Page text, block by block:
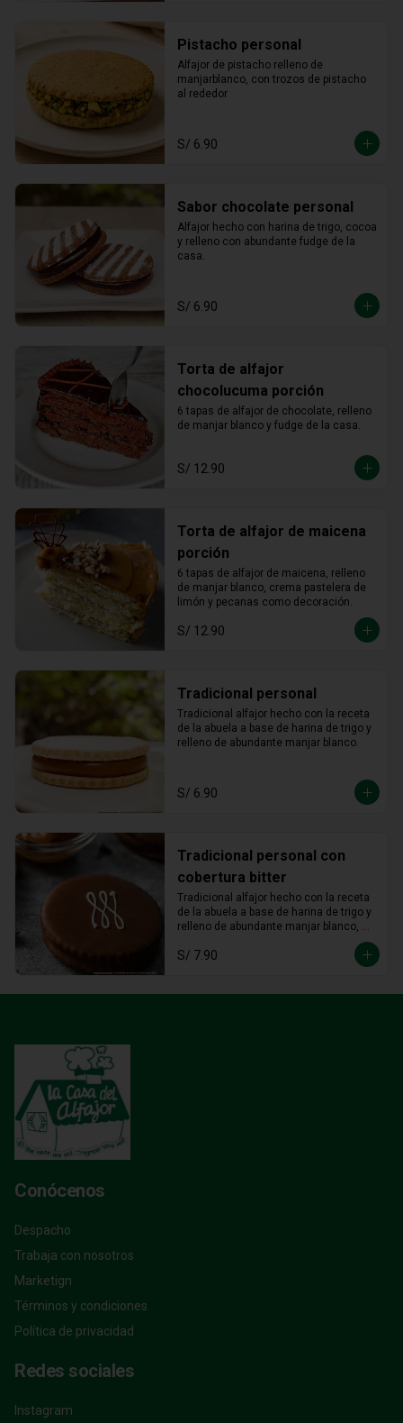
Pistacho personal
Alfajor de pistacho relleno de
manjarblanco, con trozos de pistacho
al rededor
S/ 6.90
Sabor chocolate personal
Alfajor hecho con harina de trigo, cocoa
y relleno con abundante fudge de la
casa.
S/ 6.90
Torta de alfajor
chocolucuma porción
6 tapas de alfajor de chocolate, relleno
de manjar blanco y fudge de la casa.
S/ 12.90
Torta de alfajor de maicena
porción
6 tapas de alfajor de maicena, relleno
de manjar blanco, crema pastelera de
limón y pecanas como decoración.
S/ 12.90
Tradicional personal
Tradicional alfajor hecho con la receta
de la abuela a base de harina de trigo y
relleno de abundante manjar blanco.
S/ 6.90
Tradicional personal con
cobertura bitter
Tradicional alfajor hecho con la receta
de la abuela a base de harina de trigo y
relleno de abundante manjar blanco,
S/ 7.90
Conócenos
Despacho
Trabaja con nosotros
Marketign
Términos y condiciones
Política de privacidad
Redes sociales
Instagram